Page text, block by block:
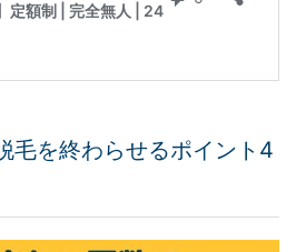
毛を終わらせるポイント4